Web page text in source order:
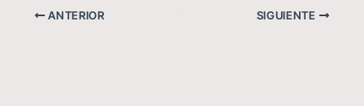
ANTERIOR SIGUIENTE